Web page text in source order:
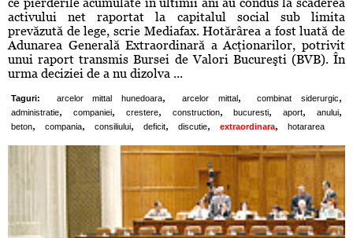
ce pierderile acumulate în ultimii ani au condus la scăderea
activului net raportat la capitalul social sub limita
prevăzută de lege, scrie Mediafax. Hotărârea a fost luată de
Adunarea Generală Extraordinară a Acţionarilor, potrivit
unui raport transmis Bursei de Valori Bucureşti (BVB). În
urma deciziei de a nu dizolva ...
Taguri: arcelor mittal hunedoara, arcelor mittal, combinat siderurgic,
administratie, companiei, crestere, construction, bucuresti, aport, anului,
beton, compania, consiliului, deficit, discutie, extraordinara, hotararea